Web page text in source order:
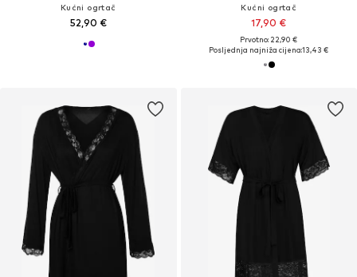
Kućni ogrtač
52,90 €
Kućni ogrtač
17,90 €
Prvotno: 22,90 €
Posljednja najniža cijena:13,43 €